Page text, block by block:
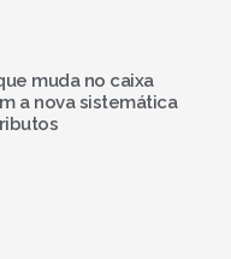
muda no caixa
a nova sistemática